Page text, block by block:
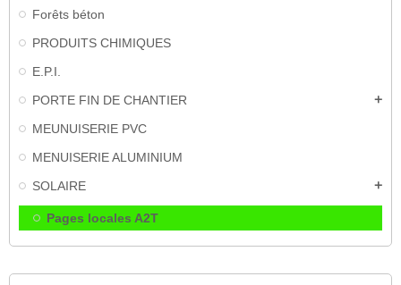
Forêts béton
PRODUITS CHIMIQUES
E.P.I.
PORTE FIN DE CHANTIER
add
MEUNUISERIE PVC
MENUISERIE ALUMINIUM
SOLAIRE
add
Pages locales A2T